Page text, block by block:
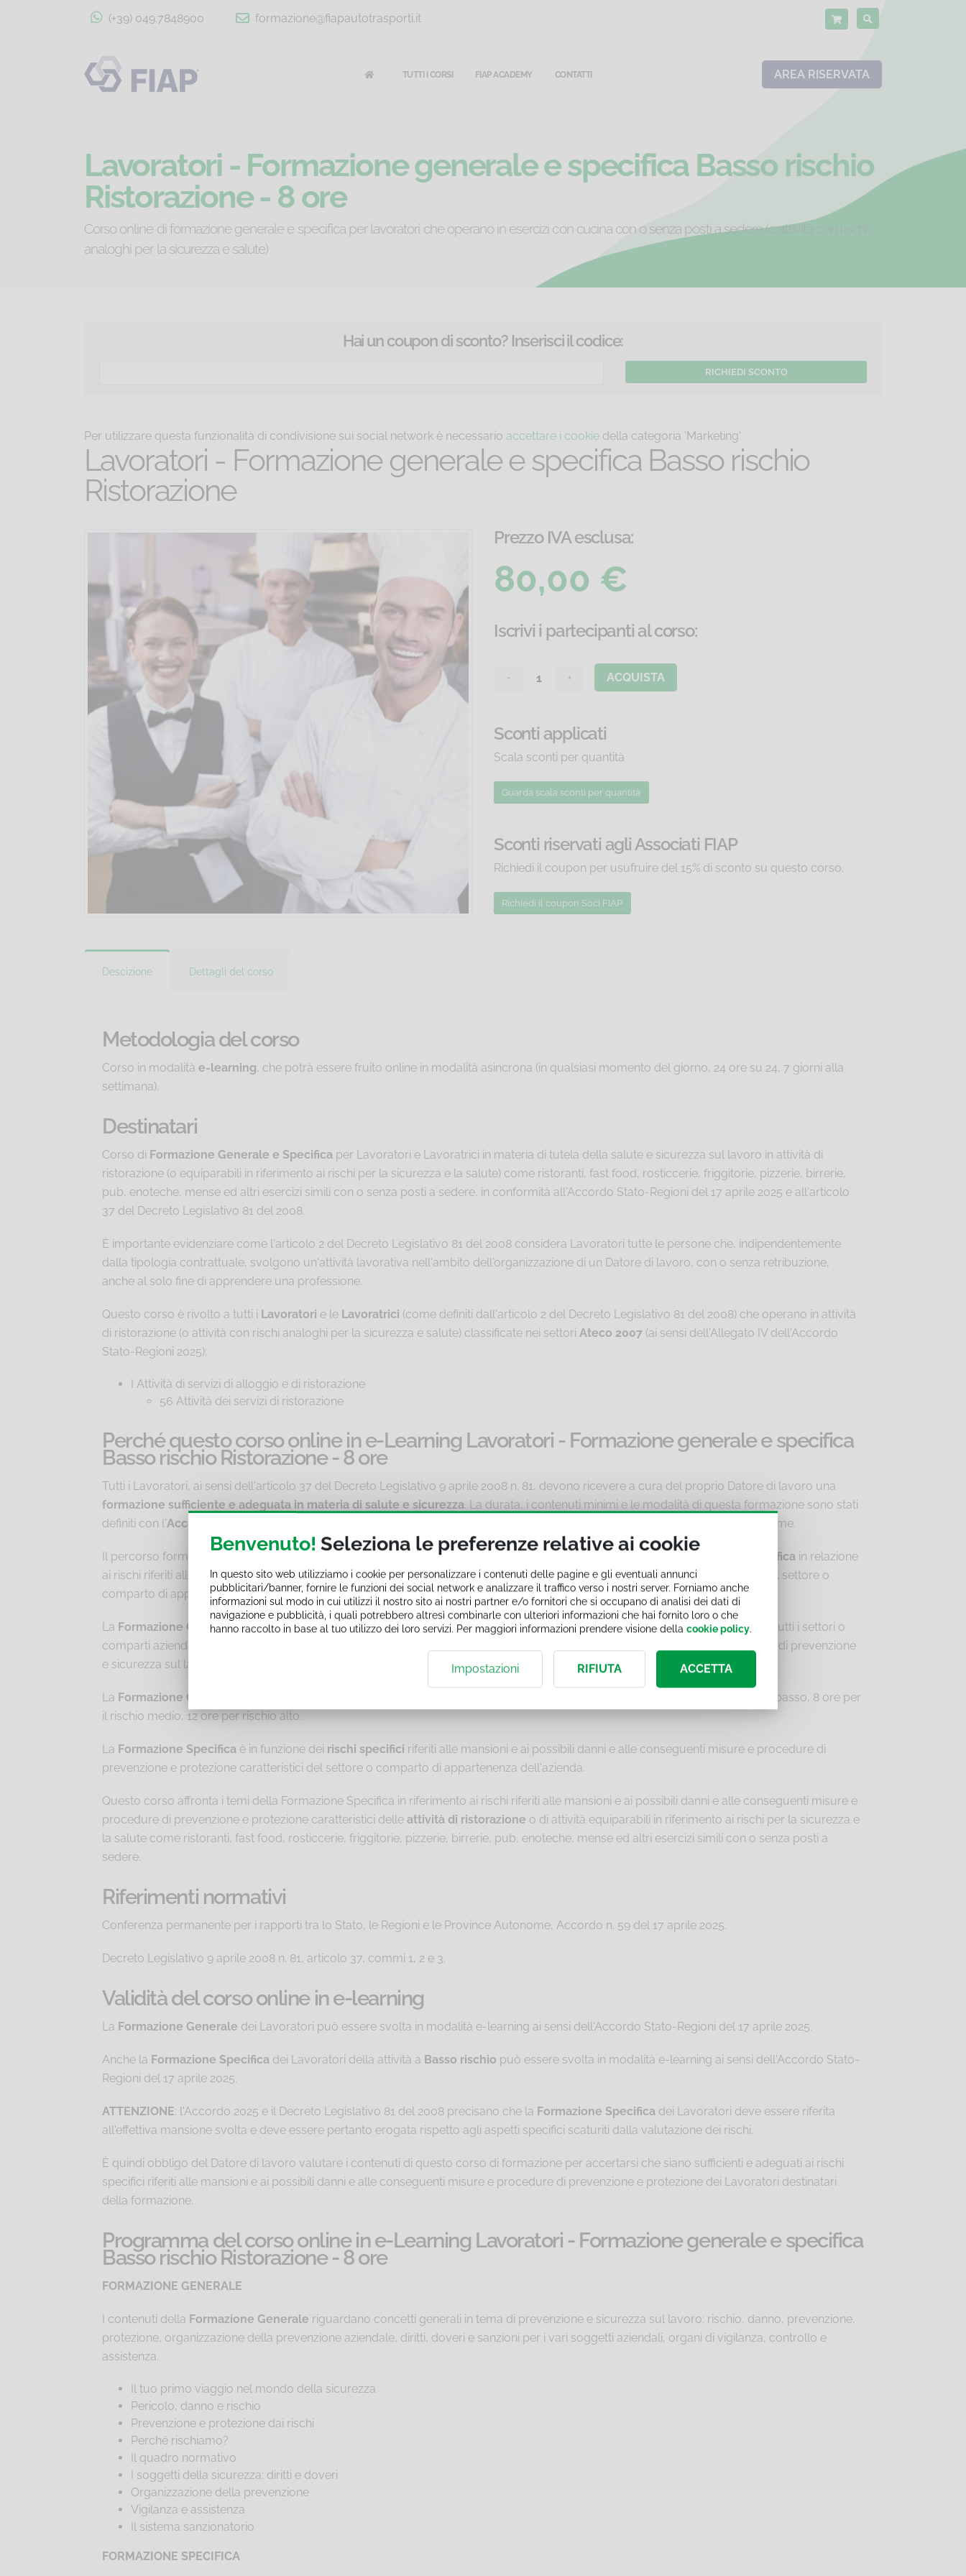
(+39) 049.7848900 formazione@fiapautotrasporti.it
TUTTI I CORSI FIAP ACADEMY CONTATTI AREA RISERVATA
Lavoratori - Formazione generale e specifica Basso rischio
Ristorazione - 8 ore
Corso online di formazione generale e specifica per lavoratori che operano in esercizi con cucina con o senza posti a sedere (o attività con rischi
analoghi per la sicurezza e salute)
Hai un coupon di sconto? Inserisci il codice:
Per utilizzare questa funzionalità di condivisione sui social network è necessario accettare i cookie della categoria 'Marketing'
Lavoratori - Formazione generale e specifica Basso rischio
Ristorazione
Prezzo IVA esclusa:
80,00 €
Iscrivi i partecipanti al corso:
ACQUISTA
Sconti applicati
Scala sconti per quantità
Guarda scala sconti per quantità
Sconti riservati agli Associati FIAP
Richiedi il coupon per usufruire del 15% di sconto su questo corso.
Richiedi il coupon Soci FIAP
Descizione Dettagli del corso
Metodologia del corso
Corso in modalità e-learning, che potrà essere fruito online in modalità asincrona (in qualsiasi momento del giorno, 24 ore su 24, 7 giorni alla
settimana).
Destinatari
Corso di Formazione Generale e Specifica per Lavoratori e Lavoratrici in materia di tutela della salute e sicurezza sul lavoro in attività di
ristorazione (o equiparabili in riferimento ai rischi per la sicurezza e la salute) come ristoranti, fast food, rosticcerie, friggitorie, pizzerie, birrerie,
pub, enoteche, mense ed altri esercizi simili con o senza posti a sedere, in conformità all'Accordo Stato-Regioni del 17 aprile 2025 e all'articolo
37 del Decreto Legislativo 81 del 2008.
È importante evidenziare come l'articolo 2 del Decreto Legislativo 81 del 2008 considera Lavoratori tutte le persone che, indipendentemente
dalla tipologia contrattuale, svolgono un'attività lavorativa nell'ambito dell'organizzazione di un Datore di lavoro, con o senza retribuzione,
anche al solo fine di apprendere una professione.
Questo corso è rivolto a tutti i Lavoratori e le Lavoratrici (come definiti dall'articolo 2 del Decreto Legislativo 81 del 2008) che operano in attività
di ristorazione (o attività con rischi analoghi per la sicurezza e salute) classificate nei settori Ateco 2007 (ai sensi dell'Allegato IV dell'Accordo
Stato-Regioni 2025):
I Attività di servizi di alloggio e di ristorazione
56 Attività dei servizi di ristorazione
Perché questo corso online in e-Learning Lavoratori - Formazione generale e specifica
Basso rischio Ristorazione - 8 ore
Tutti i Lavoratori, ai sensi dell'articolo 37 del Decreto Legislativo 9 aprile 2008 n. 81, devono ricevere a cura del proprio Datore di lavoro una
formazione sufficiente e adeguata in materia di salute e sicurezza. La durata, i contenuti minimi e le modalità di questa formazione sono stati
definiti con l'Accordo del 17 aprile 2025 dalla Conferenza permanente per i rapporti tra lo Stato, le Regioni e le Province Autonome.
Il percorso formativo obbligatorio per i Lavoratori si articola in due momenti distinti: Formazione Specifica in relazione
ai rischi riferiti alle mansioni, ai possibili danni e alle conseguenti misure e procedure di prevenzione e protezione caratteristici del settore o
comparto di appartenenza dell'azienda.
La Formazione Generale(in riferimento alla lettera a del comma 1 dell'articolo 37 del Decreto Legislativo 81 del 2008) riguarda tutti i settori o
comparti aziendali, ha una durata non inferiore alle 4 ore e deve essere dedicata alla presentazione dei concetti generali in tema di prevenzione
e sicurezza sul lavoro.
La Formazione Generale
di ulteriori 4 ore per le attività a rischio basso, 8 ore per
il rischio medio, 12 ore per rischio alto.
La Formazione Specifica è in funzione dei rischi specifici riferiti alle mansioni e ai possibili danni e alle conseguenti misure e procedure di
prevenzione e protezione caratteristici del settore o comparto di appartenenza dell'azienda.
Questo corso affronta i temi della Formazione Specifica in riferimento ai rischi riferiti alle mansioni e ai possibili danni e alle conseguenti misure e
procedure di prevenzione e protezione caratteristici delle attività di ristorazione o di attività equiparabili in riferimento ai rischi per la sicurezza e
la salute come ristoranti, fast food, rosticcerie, friggitorie, pizzerie, birrerie, pub, enoteche, mense ed altri esercizi simili con o senza posti a
sedere.
Riferimenti normativi
Conferenza permanente per i rapporti tra lo Stato, le Regioni e le Province Autonome, Accordo n. 59 del 17 aprile 2025.
Decreto Legislativo 9 aprile 2008 n. 81, articolo 37, commi 1, 2 e 3.
Validità del corso online in e-learning
La Formazione Generale dei Lavoratori può essere svolta in modalità e-learning ai sensi dell'Accordo Stato-Regioni del 17 aprile 2025.
Anche la Formazione Specifica dei Lavoratori della attività a Basso rischio può essere svolta in modalità e-learning ai sensi dell'Accordo Stato-
Regioni del 17 aprile 2025.
ATTENZIONE: l'Accordo 2025 e il Decreto Legislativo 81 del 2008 precisano che la Formazione Specifica dei Lavoratori deve essere riferita
all'effettiva mansione svolta e deve essere pertanto erogata rispetto agli aspetti specifici scaturiti dalla valutazione dei rischi.
È quindi obbligo del Datore di lavoro valutare i contenuti di questo corso di formazione per accertarsi che siano sufficienti e adeguati ai rischi
specifici riferiti alle mansioni e ai possibili danni e alle conseguenti misure e procedure di prevenzione e protezione dei Lavoratori destinatari
della formazione.
Programma del corso online in e-Learning Lavoratori - Formazione generale e specifica
Basso rischio Ristorazione - 8 ore
FORMAZIONE GENERALE
I contenuti della Formazione Generale riguardano concetti generali in tema di prevenzione e sicurezza sul lavoro: rischio, danno, prevenzione,
protezione, organizzazione della prevenzione aziendale, diritti, doveri e sanzioni per i vari soggetti aziendali, organi di vigilanza, controllo e
assistenza.
Il tuo primo viaggio nel mondo della sicurezza
Pericolo, danno e rischio
Prevenzione e protezione dai rischi
Perché rischiamo?
Il quadro normativo
I soggetti della sicurezza: diritti e doveri
Organizzazione della prevenzione
Vigilanza e assistenza
Il sistema sanzionatorio
FORMAZIONE SPECIFICA
Benvenuto! Seleziona le preferenze relative ai cookie
In questo sito web utilizziamo i cookie per personalizzare i contenuti delle pagine e gli eventuali annunci
pubblicitari/banner, fornire le funzioni dei social network e analizzare il traffico verso i nostri server. Forniamo anche
informazioni sul modo in cui utilizzi il nostro sito ai nostri partner e/o fornitori che si occupano di analisi dei dati di
navigazione e pubblicità, i quali potrebbero altresì combinarle con ulteriori informazioni che hai fornito loro o che
hanno raccolto in base al tuo utilizzo dei loro servizi. Per maggiori informazioni prendere visione della cookie policy.
Impostazioni RIFIUTA ACCETTA